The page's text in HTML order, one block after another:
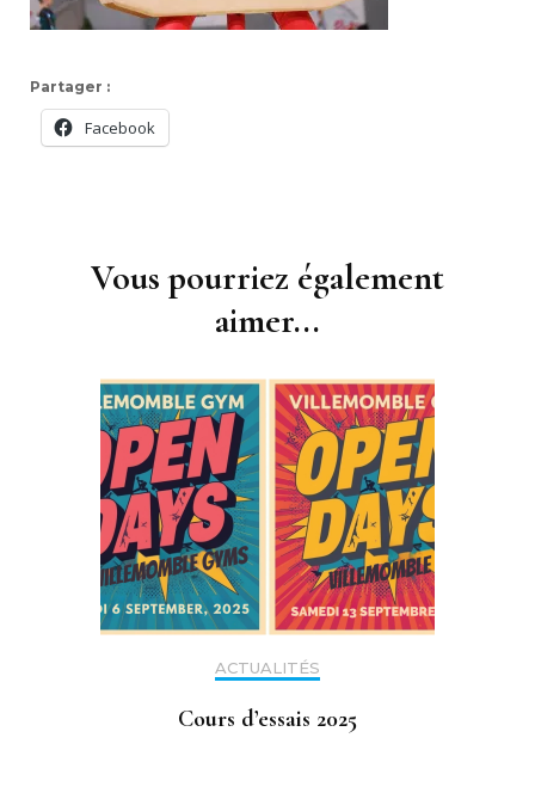
Partager :
Facebook
Vous pourriez également
aimer...
ACTUALITÉS
Cours d’essais 2025